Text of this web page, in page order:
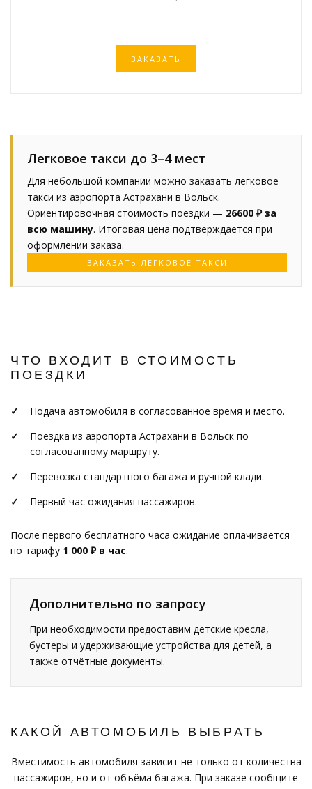
ЗАКАЗАТЬ
Легковое такси до 3–4 мест
Для небольшой компании можно заказать легковое
такси из аэропорта Астрахани в Вольск.
Ориентировочная стоимость поездки — 26600 ₽ за
всю машину. Итоговая цена подтверждается при
оформлении заказа.
ЗАКАЗАТЬ ЛЕГКОВОЕ ТАКСИ
ЧТО ВХОДИТ В СТОИМОСТЬ
ПОЕЗДКИ
Подача автомобиля в согласованное время и место.
Поездка из аэропорта Астрахани в Вольск по
согласованному маршруту.
Перевозка стандартного багажа и ручной клади.
Первый час ожидания пассажиров.
После первого бесплатного часа ожидание оплачивается
по тарифу 1 000 ₽ в час.
Дополнительно по запросу
При необходимости предоставим детские кресла,
бустеры и удерживающие устройства для детей, а
также отчётные документы.
КАКОЙ АВТОМОБИЛЬ ВЫБРАТЬ
Вместимость автомобиля зависит не только от количества
пассажиров, но и от объёма багажа. При заказе сообщите